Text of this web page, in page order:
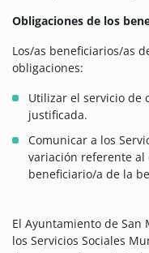
Obligaciones de los
Los/as beneficiarios/as
obligaciones:
Utilizar el servicio de
justificada.
Comunicar a los
variación referente al
beneficiario/a de la
El Ayuntamiento de San
los Servicios Sociales